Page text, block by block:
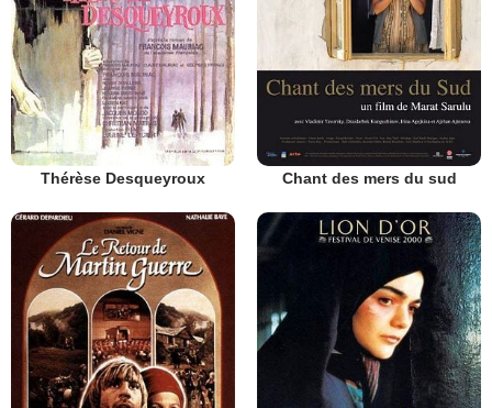
Thérèse Desqueyroux Chant des mers du sud